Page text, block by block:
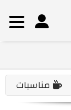
مناسبات